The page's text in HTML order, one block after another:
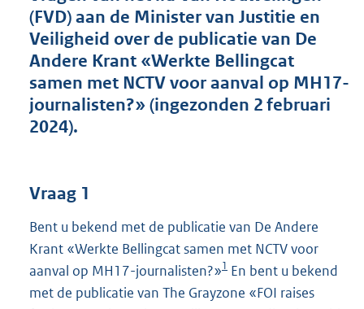
d
s
g
r
o
t
b
(FVD) aan de Minister van Justitie en
Veiligheid over de publicatie van De
Andere Krant «Werkte Bellingcat
samen met NCTV voor aanval op MH17-
journalisten?» (ingezonden 2 februari
2024).
Vraag 1
Bent u bekend met de publicatie van De Andere
Krant «Werkte Bellingcat samen met NCTV voor
aanval op MH17-journalisten?»1 En bent u bekend
met de publicatie van The Grayzone «FOI raises